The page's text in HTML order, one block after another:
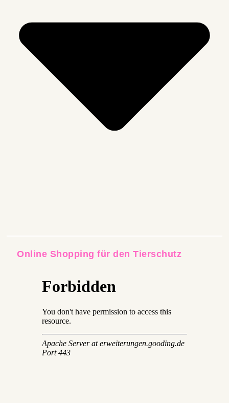
Online Shopping für den Tierschutz